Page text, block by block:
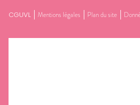
CGUVL Mentions légales Plan du site